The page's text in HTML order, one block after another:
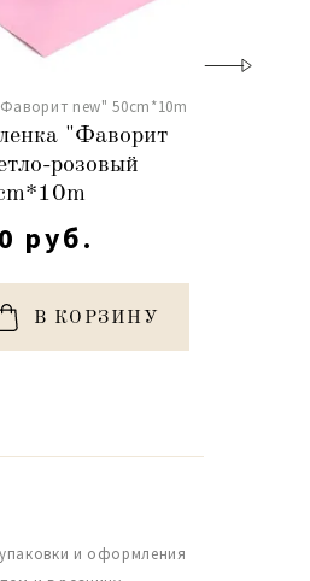
new" 50сm*10m
"Фаворит
розовый
руб.
В КОРЗИНУ
и оформления